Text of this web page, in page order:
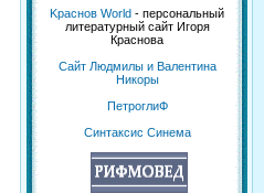
Kраснов World - персональный
литературный сайт Игоря
Краснова
Сайт Людмилы и Валентина
Никоры
ПетроглиФ
Синтаксис Синема